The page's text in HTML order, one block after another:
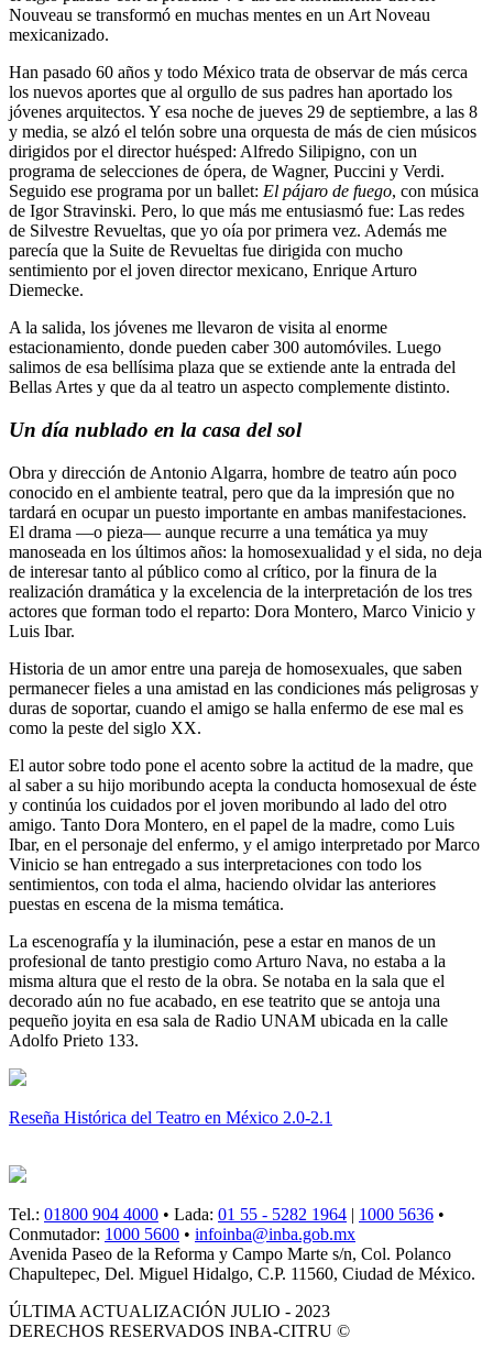
Nouveau se transformó en muchas mentes en un Art Noveau
mexicanizado.
Han pasado 60 años y todo México trata de observar de más cerca
los nuevos aportes que al orgullo de sus padres han aportado los
jóvenes arquitectos. Y esa noche de jueves 29 de septiembre, a las 8
y media, se alzó el telón sobre una orquesta de más de cien músicos
dirigidos por el director huésped: Alfredo Silipigno, con un
programa de selecciones de ópera, de Wagner, Puccini y Verdi.
Seguido ese programa por un ballet: El pájaro de fuego, con música
de Igor Stravinski. Pero, lo que más me entusiasmó fue: Las redes
de Silvestre Revueltas, que yo oía por primera vez. Además me
parecía que la Suite de Revueltas fue dirigida con mucho
sentimiento por el joven director mexicano, Enrique Arturo
Diemecke.
A la salida, los jóvenes me llevaron de visita al enorme
estacionamiento, donde pueden caber 300 automóviles. Luego
salimos de esa bellísima plaza que se extiende ante la entrada del
Bellas Artes y que da al teatro un aspecto complemente distinto.
Un día nublado en la casa del sol
Obra y dirección de Antonio Algarra, hombre de teatro aún poco
conocido en el ambiente teatral, pero que da la impresión que no
tardará en ocupar un puesto importante en ambas manifestaciones.
El drama —o pieza— aunque recurre a una temática ya muy
manoseada en los últimos años: la homosexualidad y el sida, no deja
de interesar tanto al público como al crítico, por la finura de la
realización dramática y la excelencia de la interpretación de los tres
actores que forman todo el reparto: Dora Montero, Marco Vinicio y
Luis Ibar.
Historia de un amor entre una pareja de homosexuales, que saben
permanecer fieles a una amistad en las condiciones más peligrosas y
duras de soportar, cuando el amigo se halla enfermo de ese mal es
como la peste del siglo XX.
El autor sobre todo pone el acento sobre la actitud de la madre, que
al saber a su hijo moribundo acepta la conducta homosexual de éste
y continúa los cuidados por el joven moribundo al lado del otro
amigo. Tanto Dora Montero, en el papel de la madre, como Luis
Ibar, en el personaje del enfermo, y el amigo interpretado por Marco
Vinicio se han entregado a sus interpretaciones con todo los
sentimientos, con toda el alma, haciendo olvidar las anteriores
puestas en escena de la misma temática.
La escenografía y la iluminación, pese a estar en manos de un
profesional de tanto prestigio como Arturo Nava, no estaba a la
misma altura que el resto de la obra. Se notaba en la sala que el
decorado aún no fue acabado, en ese teatrito que se antoja una
pequeño joyita en esa sala de Radio UNAM ubicada en la calle
Adolfo Prieto 133.
Reseña Histórica del Teatro en México 2.0-2.1
Tel.: 01800 904 4000 • Lada: 01 55 - 5282 1964 | 1000 5636 •
Conmutador: 1000 5600 • infoinba@inba.gob.mx
Avenida Paseo de la Reforma y Campo Marte s/n, Col. Polanco
Chapultepec, Del. Miguel Hidalgo, C.P. 11560, Ciudad de México.
ÚLTIMA ACTUALIZACIÓN JULIO - 2023
DERECHOS RESERVADOS INBA-CITRU ©